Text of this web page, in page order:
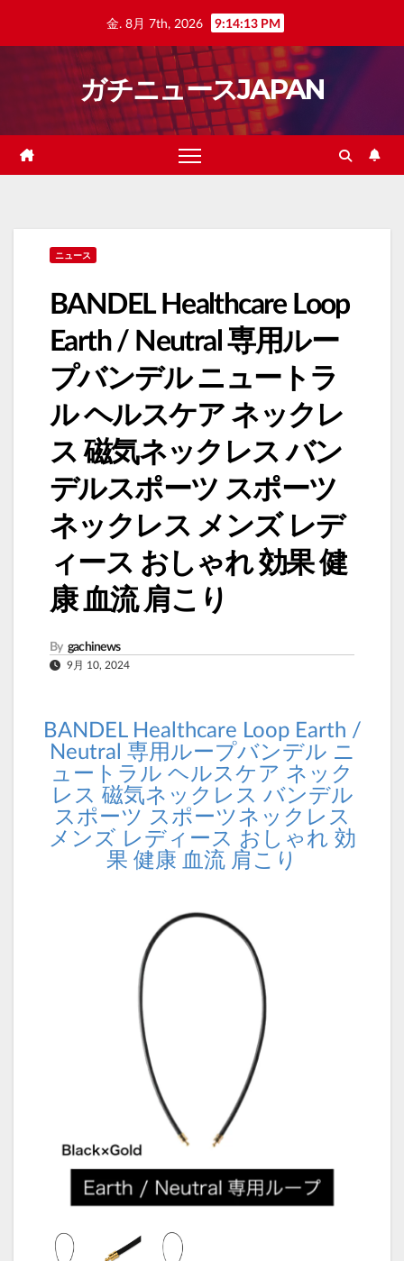
金. 8月 7th, 2026 9:14:14 PM
ガチニュースJAPAN
ニュース
BANDEL Healthcare Loop
Earth / Neutral 専用ルー
プバンデル ニュートラ
ル ヘルスケア ネックレ
ス 磁気ネックレス バン
デルスポーツ スポーツ
ネックレス メンズ レデ
ィース おしゃれ 効果 健
康 血流 肩こり
By gachinews
9月 10, 2024
BANDEL Healthcare Loop Earth /
Neutral 専用ループバンデル ニ
ュートラル ヘルスケア ネック
レス 磁気ネックレス バンデル
スポーツ スポーツネックレス
メンズ レディース おしゃれ 効
果 健康 血流 肩こり